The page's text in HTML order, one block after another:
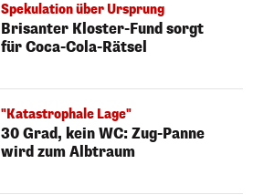
Spekulation über Ursprung
Brisanter Kloster-Fund sorgt
für Coca-Cola-Rätsel
"Katastrophale Lage"
30 Grad, kein WC: Zug-Panne
wird zum Albtraum